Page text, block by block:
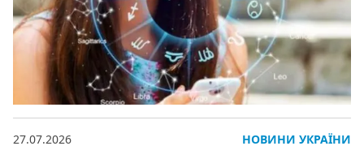
27.07.2026 НОВИНИ УКРАЇНИ